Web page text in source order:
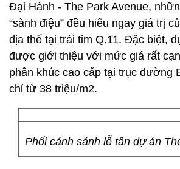
Đại Hành - The Park Avenue,
“sành điệu” đều hiểu ngay giá trị
địa thế tại trái tim Q.11. Đặc biệt,
được giới thiệu với mức giá rất
phân khúc cao cấp tại trục đường
chỉ từ 38 triệu/m2.
Phối cảnh sảnh lễ tân dự án